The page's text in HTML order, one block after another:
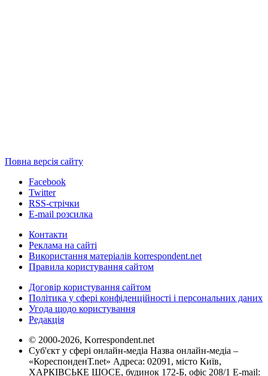
Повна версія сайту
Facebook
Twitter
RSS-стрічки
E-mail розсилка
Контакти
Реклама на сайті
Використання матеріалів korrespondent.net
Правила користування сайтом
Договір користування сайтом
Політика у сфері конфіденційності і персональних даних
Угода щодо користування
Редакція
© 2000-2026, Korrespondent.net
Суб'єкт у сфері онлайн-медіа Назва онлайн-медіа –
«КореспонденТ.net» Адреса: 02091, місто Київ,
ХАРКІВСЬКЕ ШОСЕ, будинок 172-Б, офіс 208/1 E-mail: